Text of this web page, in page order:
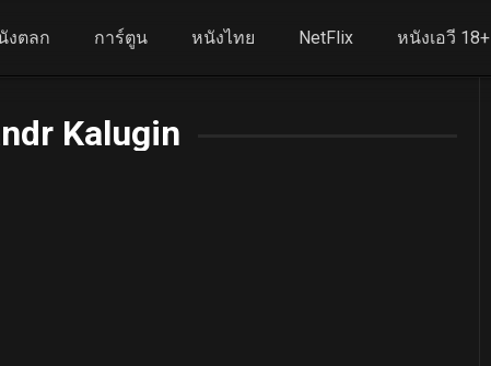
งตลก การ์ตูน หนังไทย NetFlix หนังเอวี 18+
Kalugin